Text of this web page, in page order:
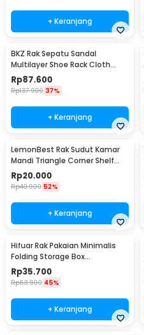
+ Keranjang
BKZ Rak Sepatu Sandal
Multilayer Shoe Rack Cloth
Storage 7 Layer - F10
Rp87.600
Rp137.900 37%
+ Keranjang
LemonBest Rak Sudut Kamar
Mandi Triangle Corner Shelf
Stainless Steel - G49
Rp20.000
Rp40.900 52%
+ Keranjang
Hifuar Rak Pakaian Minimalis
Folding Storage Box
95x33x14cm - HR01
Rp35.700
Rp63.900 45%
+ Keranjang